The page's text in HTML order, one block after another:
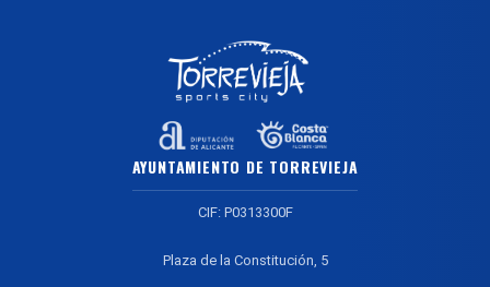
AYUNTAMIENTO DE TORREVIEJA
CIF: P0313300F
Plaza de la Constitución, 5